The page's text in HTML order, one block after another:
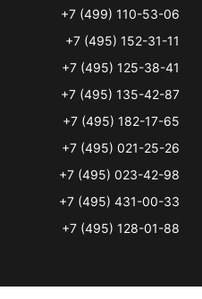
+7 (499) 110-53-06
+7 (495) 152-31-11
+7 (495) 125-38-41
+7 (495) 135-42-87
+7 (495) 182-17-65
+7 (495) 021-25-26
+7 (495) 023-42-98
+7 (495) 431-00-33
+7 (495) 128-01-88